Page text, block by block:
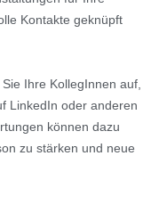
Kontakte geknüpft
Ihre KollegInnen auf,
LinkedIn oder anderen
können dazu
zu stärken und neue